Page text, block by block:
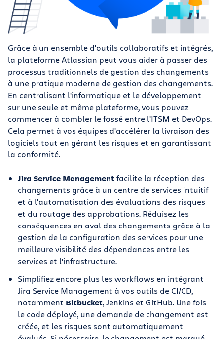
Grâce à un ensemble d'outils collaboratifs et intégrés,
la plateforme Atlassian peut vous aider à passer des
processus traditionnels de gestion des changements
à une pratique moderne de gestion des changements.
En centralisant l'informatique et le développement
sur une seule et même plateforme, vous pouvez
commencer à combler le fossé entre l'ITSM et DevOps.
Cela permet à vos équipes d'accélérer la livraison des
logiciels tout en gérant les risques et en garantissant
la conformité.
Jira Service Managementfacilite la réception des
changements grâce à un centre de services intuitif
et à l'automatisation des évaluations des risques
et du routage des approbations. Réduisez les
conséquences en aval des changements grâce à la
gestion de la configuration des services pour une
meilleure visibilité des dépendances entre les
services et l'infrastructure.
Simplifiez encore plus les workflows en intégrant
Jira Service Management à vos outils de CI/CD,
notamment Bitbucket, Jenkins et GitHub. Une fois
le code déployé, une demande de changement est
créée, et les risques sont automatiquement